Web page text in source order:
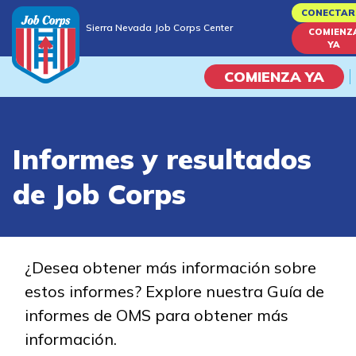
to
content
Sierra Nevada Job Corps Center
YA
COMIENZA YA
Vida En El Campus
Habilidades académicas
Estudiar
Programas de
Informes y resultados
de Job Corps
¿Desea obtener más información sobre
estos informes? Explore nuestra Guía de
informes de OMS para obtener más
información.